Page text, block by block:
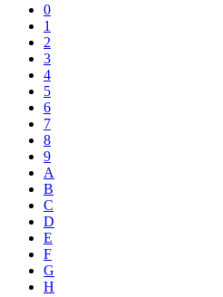
0
1
2
3
4
5
6
7
8
9
A
B
C
D
E
F
G
H